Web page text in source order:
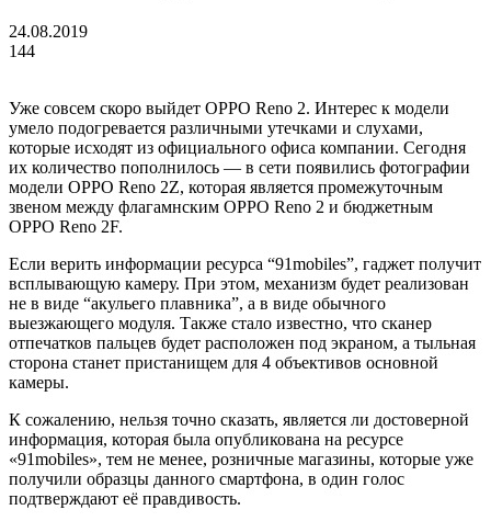
24.08.2019
144
Уже совсем скоро выйдет OPPO Reno 2. Интерес к модели
умело подогревается различными утечками и слухами,
которые исходят из официального офиса компании. Сегодня
их количество пополнилось — в сети появились фотографии
модели OPPO Reno 2Z, которая является промежуточным
звеном между флагамнским OPPO Reno 2 и бюджетным
OPPO Reno 2F.
Если верить информации ресурса “91mobiles”, гаджет получит
всплывающую камеру. При этом, механизм будет реализован
не в виде “акульего плавника”, а в виде обычного
выезжающего модуля. Также стало известно, что сканер
отпечатков пальцев будет расположен под экраном, а тыльная
сторона станет пристанищем для 4 объективов основной
камеры.
К сожалению, нельзя точно сказать, является ли достоверной
информация, которая была опубликована на ресурсе
«91mobiles», тем не менее, розничные магазины, которые уже
получили образцы данного смартфона, в один голос
подтверждают её правдивость.